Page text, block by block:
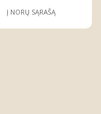
Į NORŲ SĄRAŠĄ